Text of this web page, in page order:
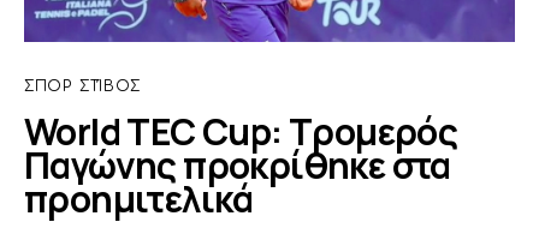
ΣΠΟΡ
BLOGS
ΣΠΟΡ ΣΤΊΒΟΣ
World TEC Cup: Τρομερός
Παγώνης προκρίθηκε στα
προημιτελικά